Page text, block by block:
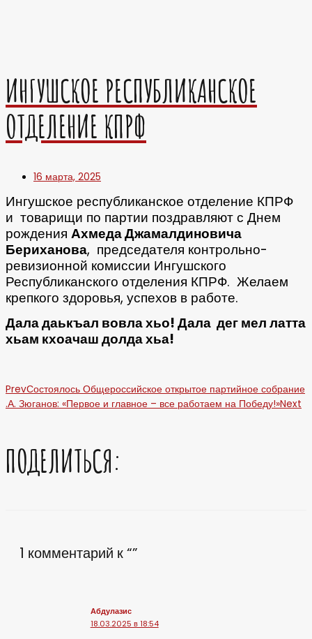
ИНГУШСКОЕ РЕСПУБЛИКАНСКОЕ
ОТДЕЛЕНИЕ КПРФ
16 марта, 2025
Ингушское республиканское отделение КПРФ
и товарищи по партии поздравляют с Днем
рождения Ахмеда Джамалдиновича
Бериханова, председателя контрольно-
ревизионной комиссии Ингушского
Республиканского отделения КПРФ. Желаем
крепкого здоровья, успехов в работе.
Дала даькъал вовла хьо! Дала дег мел латта
хьам кхоачаш долда хьа!
PrevСостоялось Общероссийское открытое партийное собрание
.А. Зюганов: «Первое и главное – все работаем на Победу!»Next
ПОДЕЛИТЬСЯ:
1 комментарий к “”
Абдулазис
18.03.2025 в 18:54